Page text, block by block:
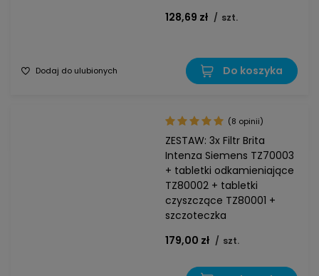
128,69 zł / szt.
Dodaj do ulubionych Do koszyka
ZESTAW: 3x Filtr Brita
Intenza Siemens TZ70003
+ tabletki odkamieniające
TZ80002 + tabletki
czyszczące TZ80001 +
szczoteczka
179,00 zł / szt.
(8 opinii)